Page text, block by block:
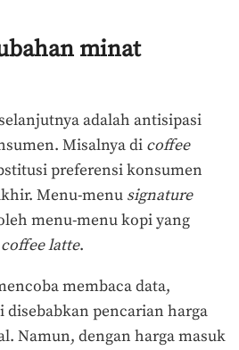
minat
adalah antisipasi
Misalnya di coffee
preferensi konsumen
Menu-menu signature
menu-menu kopi yang
coffee latte.
membaca data,
disebabkan pencarian harga
Namun, dengan harga masuk